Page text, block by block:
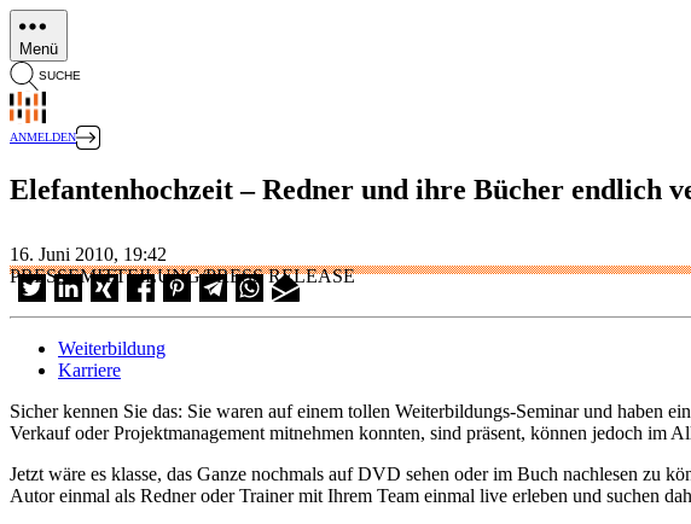
Direkt
zum
Inhalt
Menü
SUCHE
ANMELDEN
Elefantenhochzeit – Redner und ihre Bücher endlich
16. Juni 2010, 19:42
PRESSEMITTEILUNG/PRESS RELEASE
Weiterbildung
Karriere
Sicher kennen Sie das: Sie waren auf einem tollen Weiterbildungs-Seminar und haben
Verkauf oder Projektmanagement mitnehmen konnten, sind präsent, können jedoch im
Jetzt wäre es klasse, das Ganze nochmals auf DVD sehen oder im Buch nachlesen zu
Autor einmal als Redner oder Trainer mit Ihrem Team einmal live erleben und suchen